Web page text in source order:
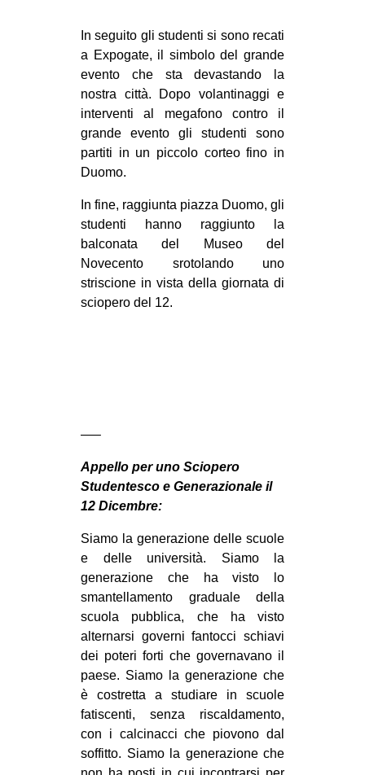
MONDO
EVENTI
Fb
bsky
ms
SEARCH
In seguito gli studenti si sono recati
a Expogate, il simbolo del grande
evento che sta devastando la
nostra città. Dopo volantinaggi e
interventi al megafono contro il
grande evento gli studenti sono
partiti in un piccolo corteo fino in
Duomo.
In fine, raggiunta piazza Duomo, gli
studenti hanno raggiunto la
balconata del Museo del
Novecento srotolando uno
striscione in vista della giornata di
sciopero del 12.
—–
Appello per uno Sciopero
Studentesco e Generazionale il
12 Dicembre:
Siamo la generazione delle scuole
e delle università. Siamo la
generazione che ha visto lo
smantellamento graduale della
scuola pubblica, che ha visto
alternarsi governi fantocci schiavi
dei poteri forti che governavano il
paese. Siamo la generazione che
è costretta a studiare in scuole
fatiscenti, senza riscaldamento,
con i calcinacci che piovono dal
soffitto. Siamo la generazione che